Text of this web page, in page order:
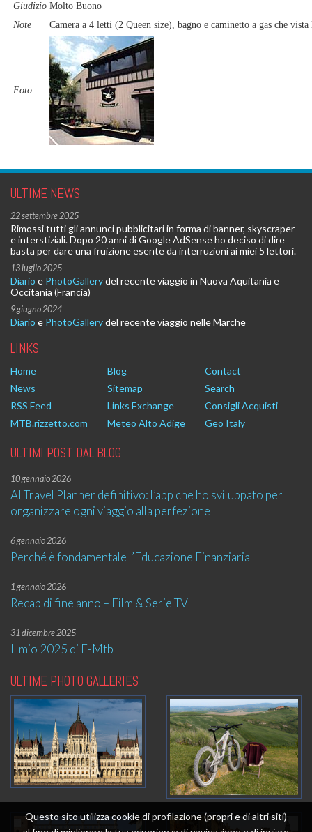
Giudizio Molto Buono
Note
Camera a 4 letti (2 Queen size), bagno e caminetto a gas che
Foto
ULTIME NEWS
22 settembre 2025
Rimossi tutti gli annunci pubblicitari in forma di banner, skyscraper
e interstiziali. Dopo 20 anni di Google AdSense ho deciso di dire
basta per dare una fruizione esente da interruzioni ai miei 5 lettori.
13 luglio 2025
Diario e PhotoGallerydel recente viaggio in Nuova Aquitania e
Occitania (Francia)
9 giugno 2024
Diario e PhotoGallerydel recente viaggio nelle Marche
LINKS
Home Blog
Contact
News
Sitemap
Search
RSS Feed
Links Exchange
Consigli Acquisti
MTB.rizzetto.com
Meteo Alto Adige Geo Italy
ULTIMI POST DAL BLOG
10 gennaio 2026
AI Travel Planner definitivo: l’app che ho sviluppato per
organizzare ogni viaggio alla perfezione
6 gennaio 2026
Perché è fondamentale l’Educazione Finanziaria
1 gennaio 2026
Recap di fine anno – Film & Serie TV
31 dicembre 2025
Il mio 2025 di E-Mtb
ULTIME PHOTO GALLERIES
Questo sito utilizza cookie di profilazione (propri e di altri siti)